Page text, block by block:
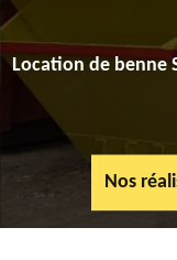
Location de benne
Nos